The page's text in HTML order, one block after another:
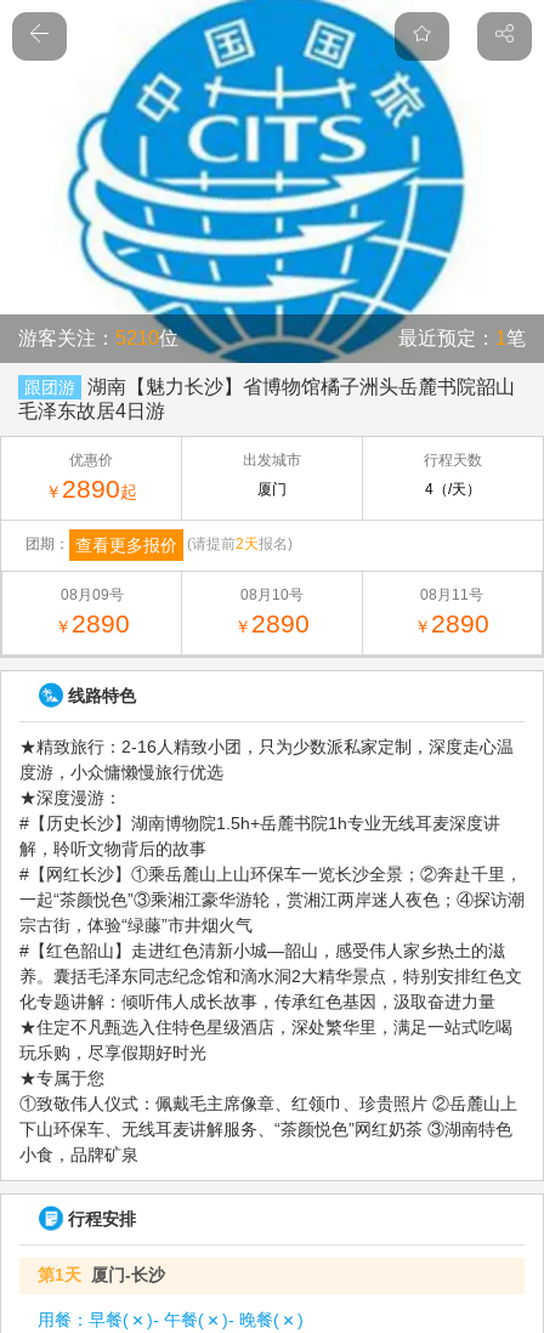
游客关注： 5210位 最近预定： 1笔
跟团游
湖南【魅力长沙】省博物馆橘子洲头岳麓书院韶山
毛泽东故居4日游
优惠价
￥ 2890起
出发城市
厦门
行程天数
4（/天）
团期： 查看更多报价 (请提前2天报名)
08月09号
￥ 2890
08月10号
￥ 2890
08月11号
￥ 2890
线路特色
★精致旅行：2-16人精致小团，只为少数派私家定制，深度走心温
度游，小众慵懒慢旅行优选
★深度漫游：
#【历史长沙】湖南博物院1.5h+岳麓书院1h专业无线耳麦深度讲
解，聆听文物背后的故事
#【网红长沙】①乘岳麓山上山环保车一览长沙全景；②奔赴千里，
一起“茶颜悦色”③乘湘江豪华游轮，赏湘江两岸迷人夜色；④探访潮
宗古街，体验“绿藤”市井烟火气
#【红色韶山】走进红色清新小城—韶山，感受伟人家乡热土的滋
养。囊括毛泽东同志纪念馆和滴水洞2大精华景点，特别安排红色文
化专题讲解：倾听伟人成长故事，传承红色基因，汲取奋进力量
★住定不凡甄选入住特色星级酒店，深处繁华里，满足一站式吃喝
玩乐购，尽享假期好时光
★专属于您
①致敬伟人仪式：佩戴毛主席像章、红领巾、珍贵照片 ②岳麓山上
下山环保车、无线耳麦讲解服务、“茶颜悦色”网红奶茶 ③湖南特色
小食，品牌矿泉
行程安排
第1天 厦门-长沙
用餐： 早餐( )- 午餐( )- 晚餐(
)